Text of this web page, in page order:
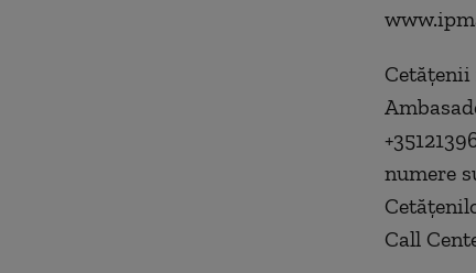
Cetăţenii
numere
Call